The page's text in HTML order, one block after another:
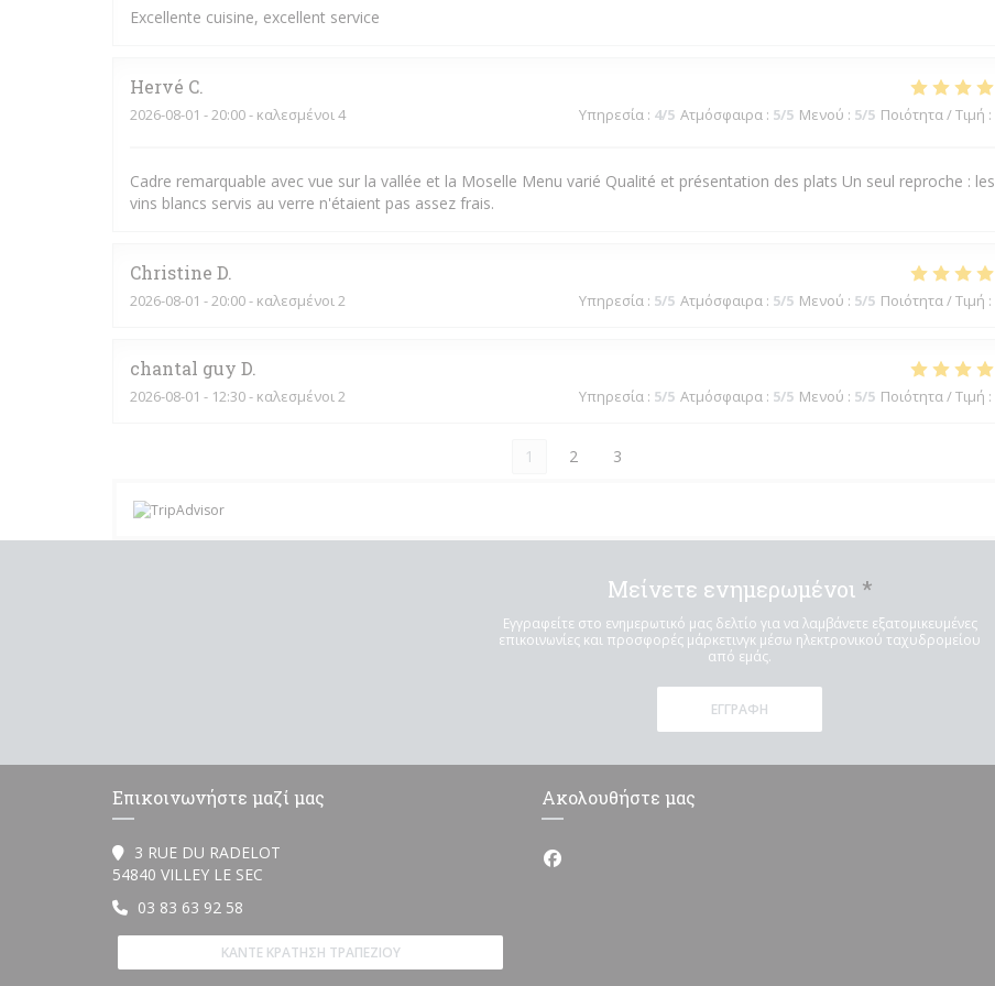
Excellente cuisine, excellent service
Hervé C
2026-08-01 - 20:00 - καλεσμένοι 4 Υπηρεσία : 4/5 Ατμόσφαιρα : 5/5 Μενού : 5/5 Ποιότητα / Τιμή :
Cadre remarquable avec vue sur la vallée et la Moselle Menu varié Qualité et présentation des plats Un seul reproche : les
vins blancs servis au verre n'étaient pas assez frais.
Christine D
2026-08-01 - 20:00 - καλεσμένοι 2 Υπηρεσία : 5/5 Ατμόσφαιρα : 5/5 Μενού : 5/5 Ποιότητα / Τιμή :
chantal guy D
2026-08-01 - 12:30 - καλεσμένοι 2 Υπηρεσία : 5/5 Ατμόσφαιρα : 5/5 Μενού : 5/5 Ποιότητα / Τιμή :
1 2 3
Μείνετε ενημερωμένοι *
Εγγραφείτε στο ενημερωτικό μας δελτίο για να λαμβάνετε εξατομικευμένες
επικοινωνίες και προσφορές μάρκετινγκ μέσω ηλεκτρονικού ταχυδρομείου
από εμάς.
ΕΓΓΡΑΦΉ
Επικοινωνήστε μαζί μας
3 RUE DU RADELOT
54840 VILLEY LE SEC
03 83 63 92 58
ΚΆΝΤΕ ΚΡΆΤΗΣΗ ΤΡΑΠΕΖΙΟΎ
Ακολουθήστε μας
Facebook ((ανοίγει σε νέο παράθυρο))